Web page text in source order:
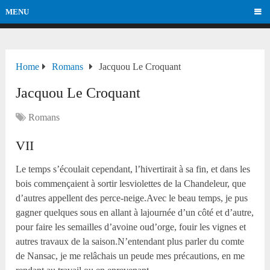
MENU
Home Romans Jacquou Le Croquant
Jacquou Le Croquant
Romans
VII
Le temps s’écoulait cependant, l’hivertirait à sa fin, et dans les
bois commençaient à sortir lesviolettes de la Chandeleur, que
d’autres appellent des perce-neige.Avec le beau temps, je pus
gagner quelques sous en allant à lajournée d’un côté et d’autre,
pour faire les semailles d’avoine oud’orge, fouir les vignes et
autres travaux de la saison.N’entendant plus parler du comte
de Nansac, je me relâchais un peude mes précautions, en me